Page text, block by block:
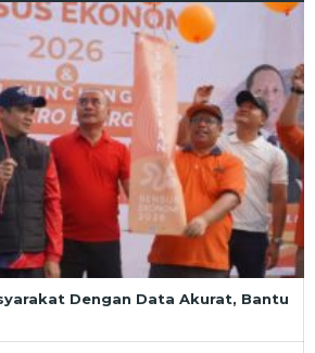
Dengan Data Akurat, Bantu